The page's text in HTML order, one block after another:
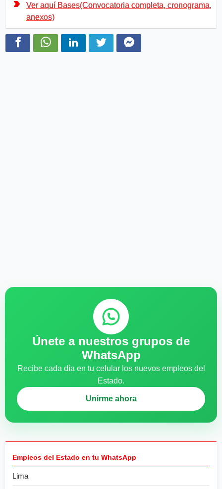
Ver aquí Bases(Convocatoria completa, cronograma,
anexos)
Únete a nuestros grupos de
WhatsApp
Recibe cada día en tu celular los nuevos empleos del
Estado.
Unirme ahora
Empleos del Estado en tu WhatsApp
Lima